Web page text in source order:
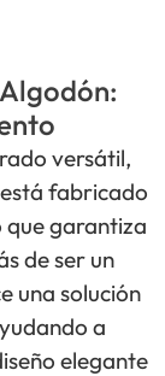
versátil,
fabricado
que garantiza
de ser un
una solución
a
elegante